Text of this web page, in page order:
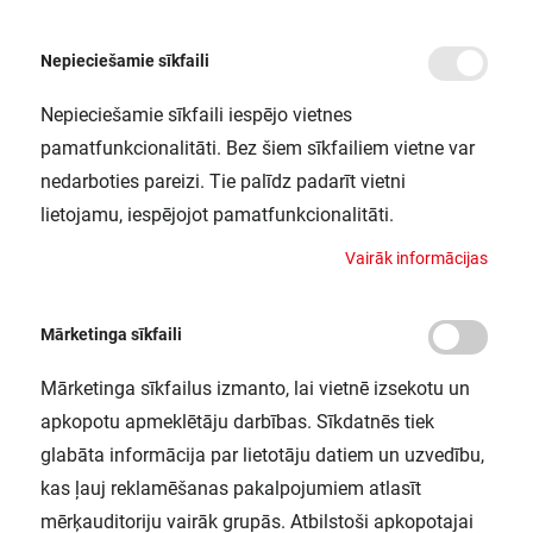
Sākums/Blogs/ARHĪVA MATERIĀLS. KOPOS KOLIN VEBINĀRS 22 | 03 | 2022
ARHĪVA MATERIĀLS. KOPOS KOLIN
VEBINĀRS 22 | 03 | 2022
Nepieciešamie sīkfaili
Nepieciešamie sīkfaili iespējo vietnes
pamatfunkcionalitāti. Bez šiem sīkfailiem vietne var
nedarboties pareizi. Tie palīdz padarīt vietni
lietojamu, iespējojot pamatfunkcionalitāti.
Vairāk informācijas
Mārketinga sīkfaili
Mārketinga sīkfailus izmanto, lai vietnē izsekotu un
apkopotu apmeklētāju darbības. Sīkdatnēs tiek
glabāta informācija par lietotāju datiem un uzvedību,
kas ļauj reklamēšanas pakalpojumiem atlasīt
mērķauditoriju vairāk grupās. Atbilstoši apkopotajai